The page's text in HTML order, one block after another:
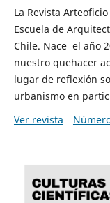
La Revista
Escuela de
Chile. Nace el año
nuestro quehacer
lugar de reflexión
urbanismo en
Ver revista